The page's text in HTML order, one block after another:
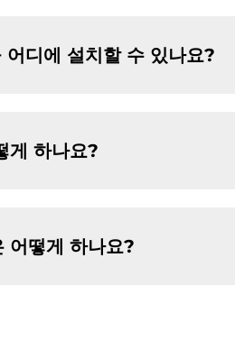
디에 설치할 수 있나요?
게 하나요?
어떻게 하나요?